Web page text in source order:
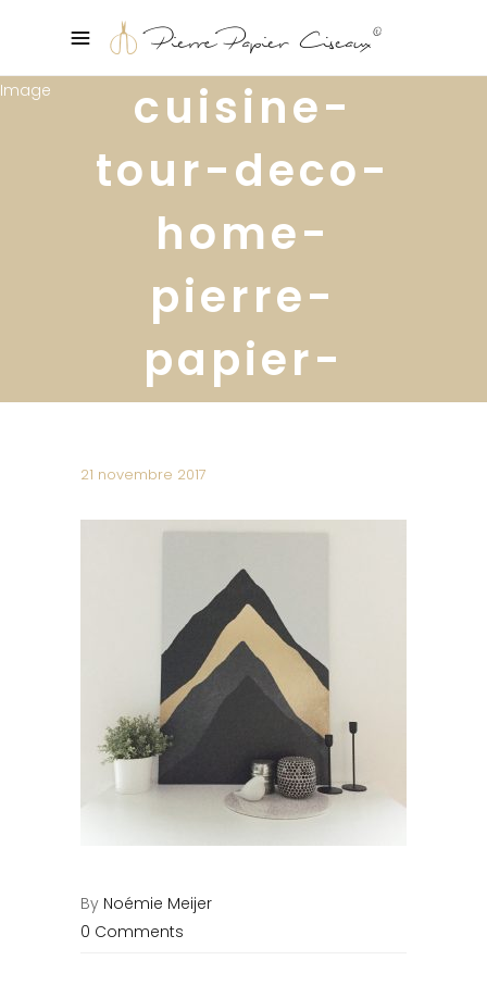
cuisine-
tour-deco-
home-
pierre-
papier-
ciseaux21
21 novembre 2017
By Noémie Meijer
0 Comments